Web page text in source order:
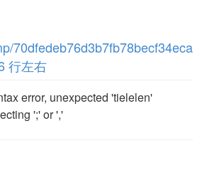
70dfedeb76d3b7fb78becf34eca
行左右
error, unexpected 'tielelen'
';' or ','